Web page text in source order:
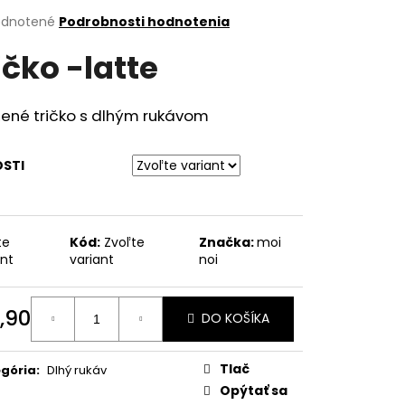
Podrobnosti hodnotenia
-latte
tričko s dlhým rukávom
Kód: Zvoľte
variant
Značka:moi
noi
DO KOŠÍKA
: Dlhý rukáv
Tlač
Opýtať sa